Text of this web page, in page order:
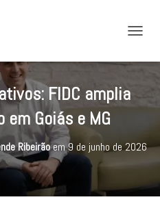
N
N
G
FIDC amplia
Goiás e MG
Ribeirãoem9 de junho de 2026